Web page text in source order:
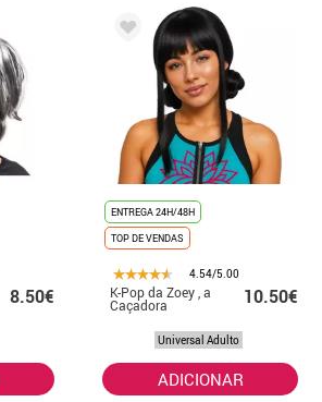
8.50€
ENTREGA 24H/48H
TOP DE VENDAS
4.54/5.00
K-Pop da Zoey , a
Caçadora 10.50€
Universal Adulto
ADICIONAR